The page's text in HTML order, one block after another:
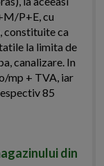
P+E, cu
constituite ca
la limita de
canalizare. In
mp + TVA, iar
85
din